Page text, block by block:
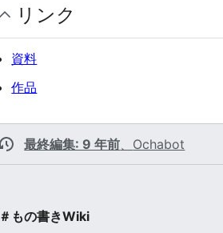
リンク
資料
作品
最終編集: 9 年前 Ochabot
＃もの書きWiki